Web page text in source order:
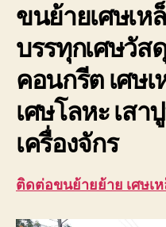
ขนย้ายเศษเห
บรรทุกเศษวัส
คอนกรีต เศษ
เศษโลหะ เส
เครื่องจักร
ติดต่อขนย้ายย้าย เศษเ